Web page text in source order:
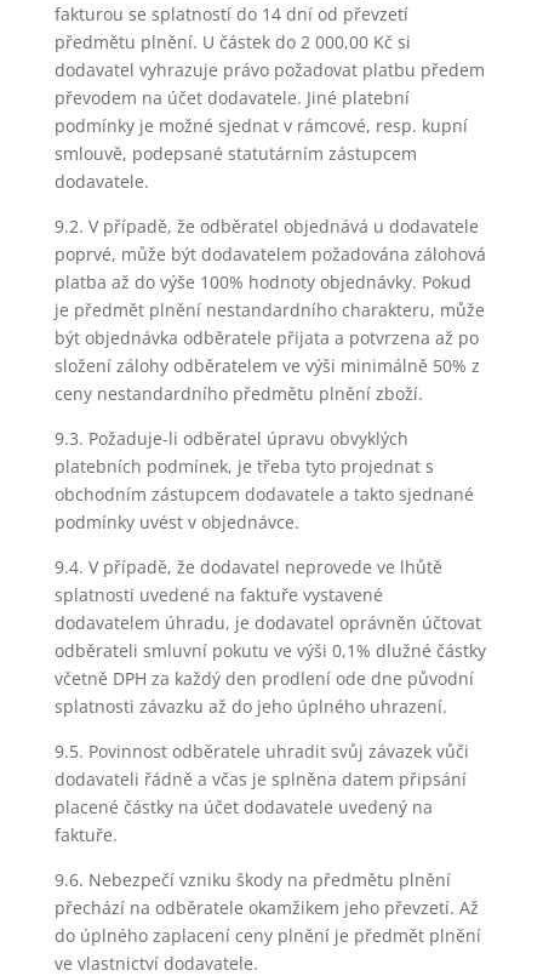
fakturou se splatností do 14 dní od převzetí
předmětu plnění. U částek do 2 000,00 Kč si
dodavatel vyhrazuje právo požadovat platbu předem
převodem na účet dodavatele. Jiné platební
podmínky je možné sjednat v rámcové, resp. kupní
smlouvě, podepsané statutárním zástupcem
dodavatele.
9.2. V případě, že odběratel objednává u dodavatele
poprvé, může být dodavatelem požadována zálohová
platba až do výše 100% hodnoty objednávky. Pokud
je předmět plnění nestandardního charakteru, může
být objednávka odběratele přijata a potvrzena až po
složení zálohy odběratelem ve výši minimálně 50% z
ceny nestandardního předmětu plnění zboží.
9.3. Požaduje-li odběratel úpravu obvyklých
platebních podmínek, je třeba tyto projednat s
obchodním zástupcem dodavatele a takto sjednané
podmínky uvést v objednávce.
9.4. V případě, že dodavatel neprovede ve lhůtě
splatnosti uvedené na faktuře vystavené
dodavatelem úhradu, je dodavatel oprávněn účtovat
odběrateli smluvní pokutu ve výši 0,1% dlužné částky
včetně DPH za každý den prodlení ode dne původní
splatnosti závazku až do jeho úplného uhrazení.
9.5. Povinnost odběratele uhradit svůj závazek vůči
dodavateli řádně a včas je splněna datem připsání
placené částky na účet dodavatele uvedený na
faktuře.
9.6. Nebezpečí vzniku škody na předmětu plnění
přechází na odběratele okamžikem jeho převzetí. Až
do úplného zaplacení ceny plnění je předmět plnění
ve vlastnictví dodavatele.